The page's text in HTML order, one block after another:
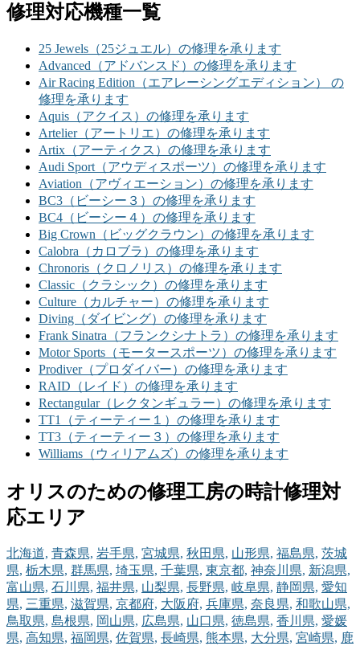
修理対応機種一覧
25 Jewels（25ジュエル）の修理を承ります
Advanced（アドバンスド）の修理を承ります
Air Racing Edition（エアレーシングエディション） の
修理を承ります
Aquis（アクイス）の修理を承ります
Artelier（アートリエ）の修理を承ります
Artix（アーティクス）の修理を承ります
Audi Sport（アウディスポーツ）の修理を承ります
Aviation（アヴィエーション）の修理を承ります
BC3（ビーシー３）の修理を承ります
BC4（ビーシー４）の修理を承ります
Big Crown（ビッグクラウン）の修理を承ります
Calobra（カロブラ）の修理を承ります
Chronoris（クロノリス）の修理を承ります
Classic（クラシック）の修理を承ります
Culture（カルチャー）の修理を承ります
Diving（ダイビング）の修理を承ります
Frank Sinatra（フランクシナトラ）の修理を承ります
Motor Sports（モータースポーツ）の修理を承ります
Prodiver（プロダイバー）の修理を承ります
RAID（レイド）の修理を承ります
Rectangular（レクタンギュラー）の修理を承ります
TT1（ティーティー１）の修理を承ります
TT3（ティーティー３）の修理を承ります
Williams（ウィリアムズ）の修理を承ります
オリスのための修理工房の時計修理対
応エリア
北海道, 青森県, 岩手県, 宮城県, 秋田県, 山形県, 福島県, 茨城
県, 栃木県, 群馬県, 埼玉県, 千葉県, 東京都, 神奈川県, 新潟県,
富山県, 石川県, 福井県, 山梨県, 長野県, 岐阜県, 静岡県, 愛知
県, 三重県, 滋賀県, 京都府, 大阪府, 兵庫県, 奈良県, 和歌山県,
鳥取県, 島根県, 岡山県, 広島県, 山口県, 徳島県, 香川県, 愛媛
県, 高知県, 福岡県, 佐賀県, 長崎県, 熊本県, 大分県, 宮崎県, 鹿